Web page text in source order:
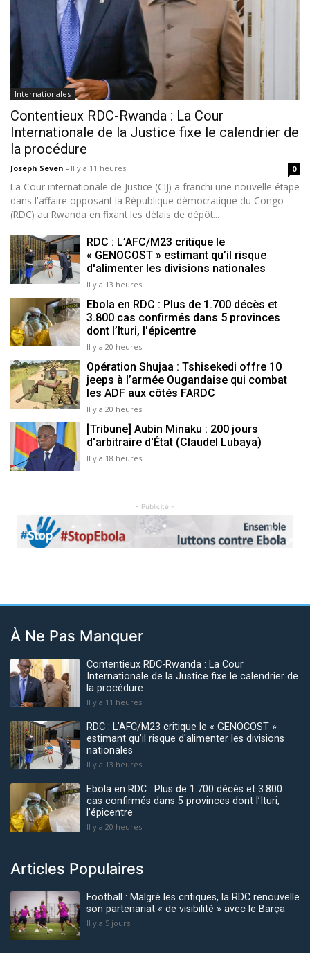
Internationales
Contentieux RDC-Rwanda : La Cour
Internationale de la Justice fixe le calendrier de
la procédure
Joseph Seven - Il y a 11 heures 0
La Cour internationale de Justice (CIJ) a franchi une nouvelle étape
dans l'affaire opposant la République démocratique du Congo
(RDC) au Rwanda en fixant les délais de dépôt...
RDC : L’AFC/M23 critique le
« GENOCOST » estimant qu’il risque
d'alimenter les divisions nationales
Il y a 13 heures
Ebola en RDC : Plus de 1.700 décès et
3.800 cas confirmés dans 5 provinces
dont l’Ituri, l'épicentre
Il y a 20 heures
Opération Shujaa : Tshisekedi offre 10
jeeps à l’armée Ougandaise qui combat
les ADF aux côtés FARDC
Il y a 20 heures
[Tribune] Aubin Minaku : 200 jours
d'arbitraire d'État (Claudel Lubaya)
Il y a 18 heures
- Publicité -
Previous Next
À Ne Pas Manquer
Contentieux RDC-Rwanda : La Cour
Internationale de la Justice fixe le calendrier de
la procédure
Il y a 11 heures
RDC : L’AFC/M23 critique le « GENOCOST »
estimant qu’il risque d'alimenter les divisions
nationales
Il y a 13 heures
Ebola en RDC : Plus de 1.700 décès et 3.800
cas confirmés dans 5 provinces dont l’Ituri,
l'épicentre
Il y a 20 heures
Articles Populaires
Football : Malgré les critiques, la RDC renouvelle
son partenariat « de visibilité » avec le Barça
Il y a 5 jours